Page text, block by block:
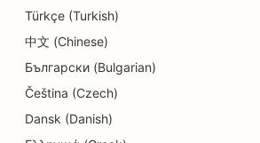
SEO para lojas de donuts
infantis
SEO para lavanderias
Türkçe (Turkish)
中文 (Chinese)
Български (Bulgarian)
Čeština (Czech)
Dansk (Danish)